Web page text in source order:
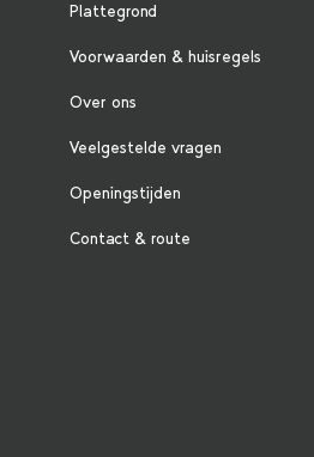
Plattegrond
Voorwaarden & huisregels
Over ons
Veelgestelde vragen
Openingstijden
Contact & route